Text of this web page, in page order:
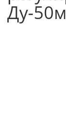
Ду-